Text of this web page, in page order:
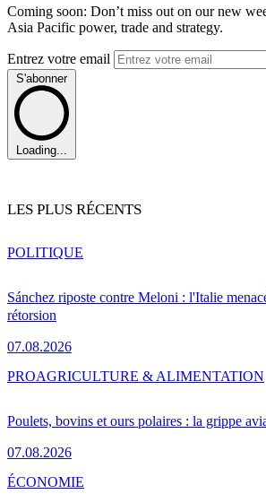
Coming soon: Don’t miss out on our new
Asia Pacific power, trade and strategy.
Entrez votre email
S'abonner
Loading...
LES PLUS RÉCENTS
Sánchez riposte contre Meloni : l'Italie
rétorsion
07.08.2026
POLITIQUE
Poulets, bovins et ours polaires : la grippe
07.08.2026
PROAGRICULTURE & ALIMENTATION
ÉCONOMIE